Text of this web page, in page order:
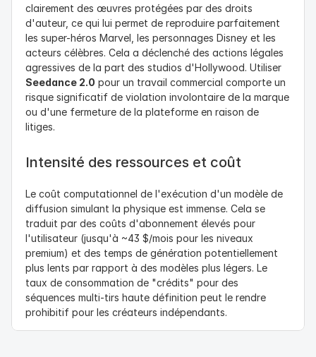
clairement des œuvres protégées par des droits
d'auteur, ce qui lui permet de reproduire parfaitement
les super-héros Marvel, les personnages Disney et les
acteurs célèbres. Cela a déclenché des actions légales
Seedance 2.0 pour un travail commercial comporte un
risque significatif de violation involontaire de la marque
ou d'une fermeture de la plateforme en raison de
litiges.
Intensité des ressources et coût
Le coût computationnel de l'exécution d'un modèle de
diffusion simulant la physique est immense. Cela se
traduit par des coûts d'abonnement élevés pour
l'utilisateur (jusqu'à ~43 $/mois pour les niveaux
premium) et des temps de génération potentiellement
plus lents par rapport à des modèles plus légers. Le
taux de consommation de "crédits" pour des
séquences multi-tirs haute définition peut le rendre
prohibitif pour les créateurs indépendants.